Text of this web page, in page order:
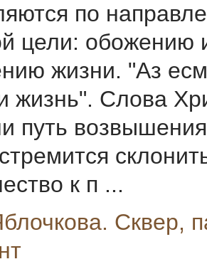
по
цели: обожению
жизни. "Аз
жизнь". Слова
путь
к п ...
Сквер,